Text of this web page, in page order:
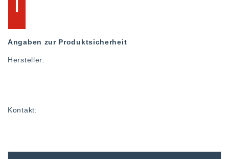
Angaben zur Produktsicherheit
Hersteller:
Kontakt: